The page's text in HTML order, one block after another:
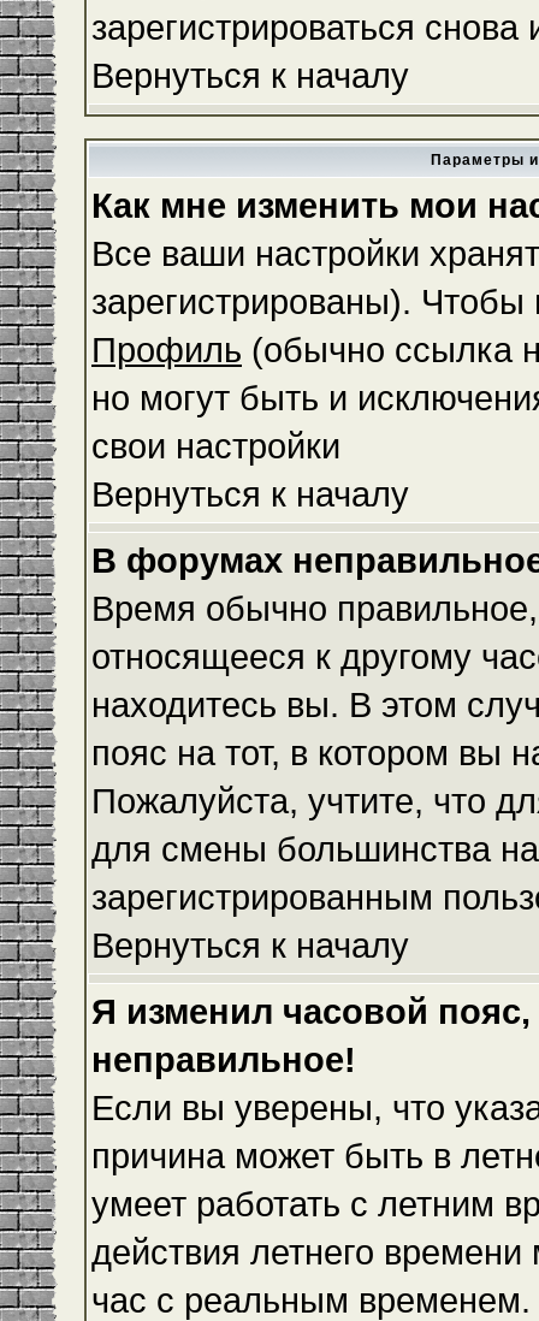
зарегистрироваться
Вернуться к началу
Параметры
Как мне изменить мои
Все ваши настройки
зарегистрированы). Чтобы
Профиль (обычно ссылка
но могут быть и
свои настройки
Вернуться к началу
В форумах
Время обычно
относящееся к другому
находитесь вы. В этом
пояс на тот, в котором вы
Пожалуйста, учтите, что
для смены большинства
зарегистрированным
Вернуться к началу
Я изменил часовой
неправильное!
Если вы уверены, что
причина может быть в
умеет работать с летним
действия летнего
час с реальным временем.